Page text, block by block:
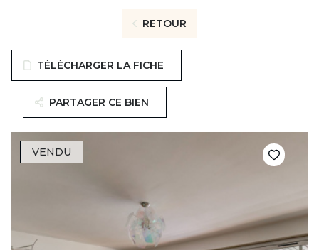
RETOUR
TÉLÉCHARGER LA FICHE
PARTAGER CE BIEN
VENDU